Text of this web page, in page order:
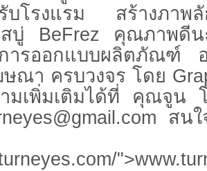
บโรงแรม สร้างภาพ
สบู่ BeFrez คุณภาพ
ารออกแบบผลิตภัณฑ์
ณา ครบวงจร โดย
พิ่มเติมได้ที่ คุณจูน โ
สนใ